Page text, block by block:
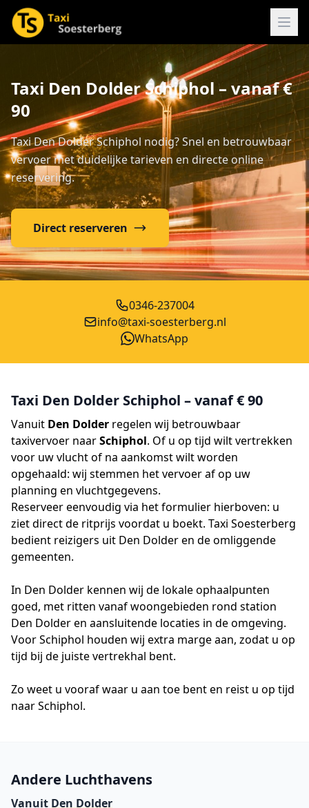
Taxi Den Dolder Schiphol – vanaf €
90
Taxi Den Dolder Schiphol nodig? Snel en betrouwbaar
vervoer met duidelijke tarieven en directe online
reservering.
Direct reserveren
0346-237004
info@taxi-soesterberg.nl
WhatsApp
Taxi Den Dolder Schiphol – vanaf € 90
Vanuit Den Dolder regelen wij betrouwbaar
taxivervoer naarSchiphol. Of u op tijd wilt vertrekken
voor uw vlucht of na aankomst wilt worden
opgehaald: wij stemmen het vervoer af op uw
planning en vluchtgegevens.
Reserveer eenvoudig via het formulier hierboven: u
ziet direct de ritprijs voordat u boekt. Taxi Soesterberg
bedient reizigers uit Den Dolder en de omliggende
gemeenten.
In Den Dolder kennen wij de lokale ophaalpunten
goed, met ritten vanaf woongebieden rond station
Den Dolder en aansluitende locaties in de omgeving.
Voor Schiphol houden wij extra marge aan, zodat u op
tijd bij de juiste vertrekhal bent.
Zo weet u vooraf waar u aan toe bent en reist u op tijd
naar Schiphol.
Andere Luchthavens
Vanuit Den Dolder